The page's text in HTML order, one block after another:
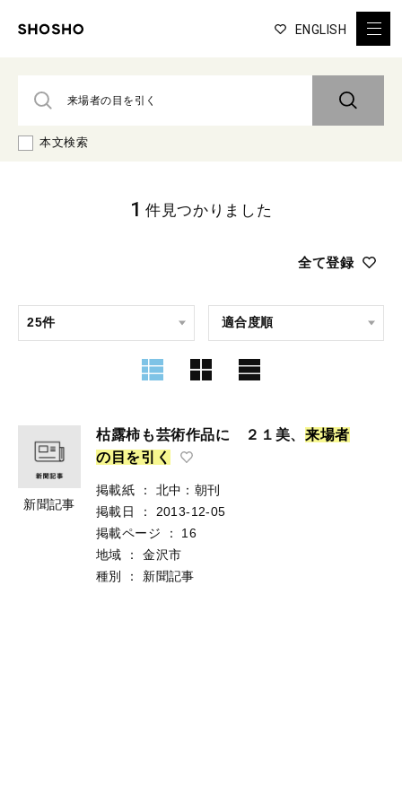
ENGLISH
本文検索
全て登録
1 件見つかりました
新聞記事
枯露柿も芸術作品に ２１美、 来場者
の 目 を引 く
掲載紙 ：
北中：朝刊
掲載日
：
2013-12-05
掲載ページ
：
16
地域
：
金沢市
種別
： 新聞記事